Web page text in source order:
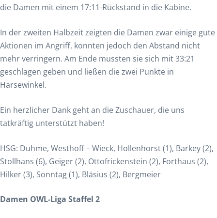
die Damen mit einem 17:11-Rückstand in die Kabine.
In der zweiten Halbzeit zeigten die Damen zwar einige gute
Aktionen im Angriff, konnten jedoch den Abstand nicht
mehr verringern. Am Ende mussten sie sich mit 33:21
geschlagen geben und ließen die zwei Punkte in
Harsewinkel.
Ein herzlicher Dank geht an die Zuschauer, die uns
tatkräftig unterstützt haben!
HSG: Duhme, Westhoff – Wieck, Hollenhorst (1), Barkey (2),
Stollhans (6), Geiger (2), Ottofrickenstein (2), Forthaus (2),
Hilker (3), Sonntag (1), Bläsius (2), Bergmeier
Damen OWL-Liga Staffel 2